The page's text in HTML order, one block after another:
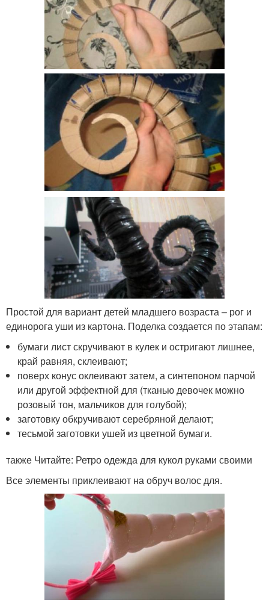
Простой для вариант детей младшего возраста – рог и
единорога уши из картона. Поделка создается по этапам:
бумаги лист скручивают в кулек и остригают лишнее,
край равняя, склеивают;
поверх конус оклеивают затем, а синтепоном парчой
или другой эффектной для (тканью девочек можно
розовый тон, мальчиков для голубой);
заготовку обкручивают серебряной делают;
тесьмой заготовки ушей из цветной бумаги.
также Читайте: Ретро одежда для кукол руками своими
Все элементы приклеивают на обруч волос для.